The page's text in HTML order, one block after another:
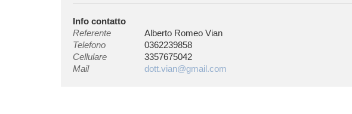
Info contatto
Referente
Alberto Romeo Vian
Telefono
0362239858
Cellulare
3357675042
Mail
dott.vian@gmail.com